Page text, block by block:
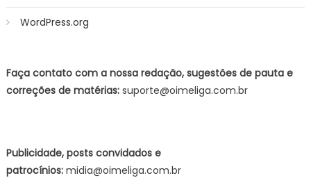
WordPress.org
Faça contato com a nossa redação, sugestões de pauta e
correções de matérias:suporte@oimeliga.com.br
Publicidade, posts convidados e
patrocínios:midia@oimeliga.com.br